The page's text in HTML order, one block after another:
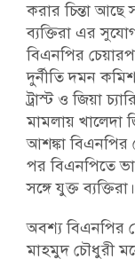
করার চিন্তা আছে
ব্যক্তিরা এর
বিএনপির
দুর্নীতি দমন
ট্রাস্ট ও জিয়া
মামলায় খালেদা
আশঙ্কা বিএনপির
পর বিএনপিতে
সঙ্গে যুক্ত ব্যক্তিরা।
অবশ্য বিএনপির
মাহমুদ চৌধুরী